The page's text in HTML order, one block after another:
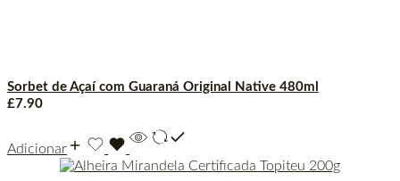
Sorbet de Açaí com Guaraná Original Native 480ml
£7.90
Adicionar